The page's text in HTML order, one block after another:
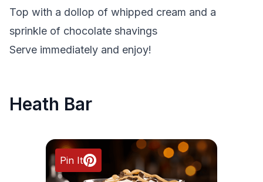
Top with a dollop of whipped cream and a
sprinkle of chocolate shavings
Serve immediately and enjoy!
Heath Bar
Pin It